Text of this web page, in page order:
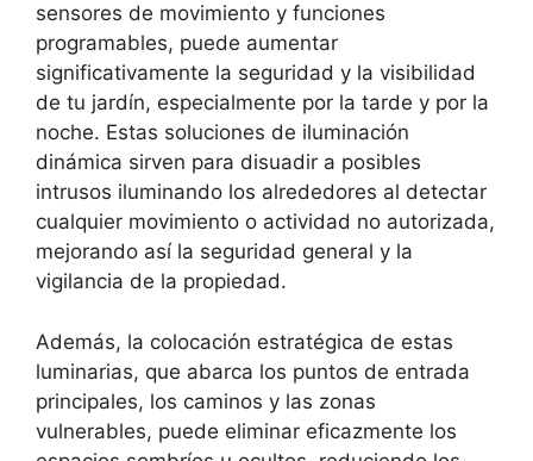
sensores de movimiento y funciones
programables, puede aumentar
significativamente la seguridad y la visibilidad
de tu jardín, especialmente por la tarde y por la
noche. Estas soluciones de iluminación
dinámica sirven para disuadir a posibles
intrusos iluminando los alrededores al detectar
cualquier movimiento o actividad no autorizada,
mejorando así la seguridad general y la
vigilancia de la propiedad.
Además, la colocación estratégica de estas
luminarias, que abarca los puntos de entrada
principales, los caminos y las zonas
vulnerables, puede eliminar eficazmente los